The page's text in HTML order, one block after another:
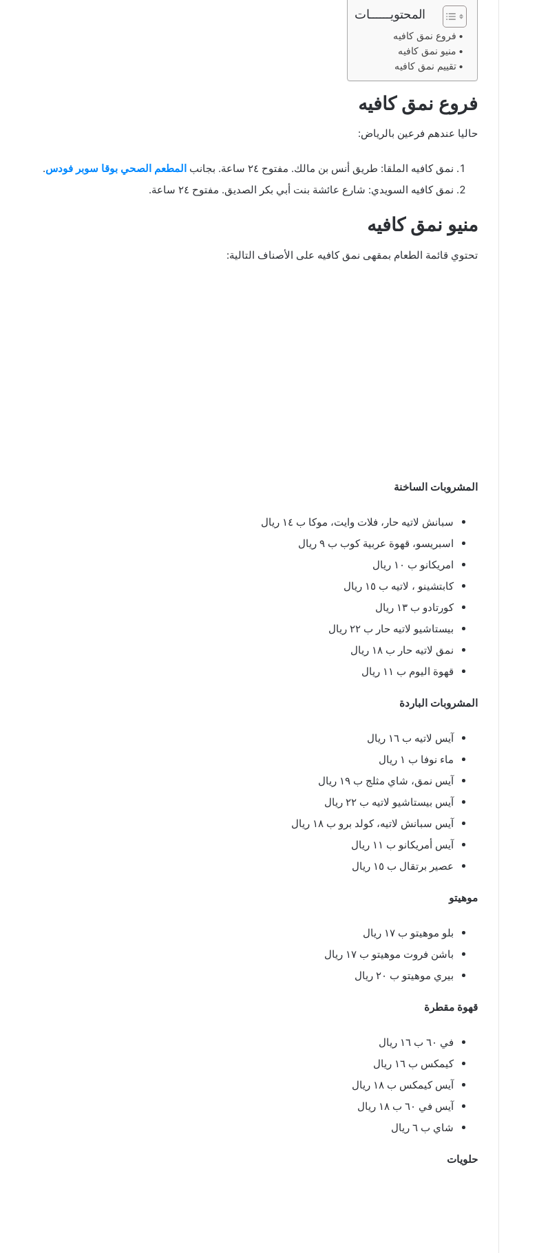
المحتويــــــات
فروع نمق كافيه
منيو نمق كافيه
تقييم نمق كافيه
فروع نمق كافيه
حاليا عندهم فرعين بالرياض:
نمق كافيه الملقا: طريق أنس بن مالك. مفتوح ٢٤ ساعة. بجانب المطعم الصحي بوقا سوبر فودس.
نمق كافيه السويدي: شارع عائشة بنت أبي بكر الصديق. مفتوح ٢٤ ساعة.
منيو نمق كافيه
تحتوي قائمة الطعام بمقهى نمق كافيه على الأصناف التالية:
المشروبات الساخنة
سبانش لاتيه حار، فلات وايت، موكا ب ١٤ ريال
اسبريسو، قهوة عربية كوب ب ٩ ريال
امريكانو ب ١٠ ريال
كابتشينو ، لاتيه ب ١٥ ريال
كورتادو ب ١٣ ريال
بيستاشيو لاتيه حار ب ٢٢ ريال
نمق لاتيه حار ب ١٨ ريال
قهوة اليوم ب ١١ ريال
المشروبات الباردة
آيس لاتيه ب ١٦ ريال
ماء نوفا ب ١ ريال
آيس نمق، شاي مثلج ب ١٩ ريال
آيس بيستاشيو لاتيه ب ٢٢ ريال
آيس سبانش لاتيه، كولد برو ب ١٨ ريال
آيس أمريكانو ب ١١ ريال
عصير برتقال ب ١٥ ريال
موهيتو
بلو موهيتو ب ١٧ ريال
باشن فروت موهيتو ب ١٧ ريال
بيري موهيتو ب ٢٠ ريال
قهوة مقطرة
في ٦٠ ب ١٦ ريال
كيمكس ب ١٦ ريال
آيس كيمكس ب ١٨ ريال
آيس في ٦٠ ب ١٨ ريال
شاي ب ٦ ريال
حلويات